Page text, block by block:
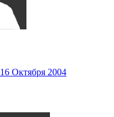
16 Октября 2004